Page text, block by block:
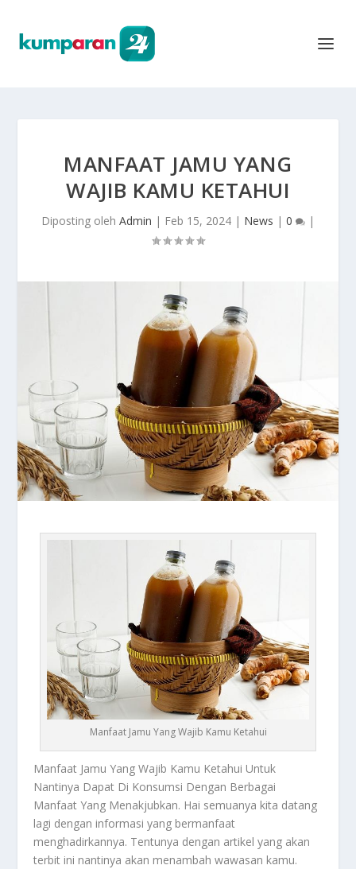
MANFAAT JAMU YANG
WAJIB KAMU KETAHUI
Diposting oleh Admin | Feb 15, 2024 | News | 0 |
Manfaat Jamu Yang Wajib Kamu Ketahui
Manfaat Jamu Yang Wajib Kamu Ketahui Untuk
Nantinya Dapat Di Konsumsi Dengan Berbagai
Manfaat Yang Menakjubkan. Hai semuanya kita datang
lagi dengan informasi yang bermanfaat
menghadirkannya. Tentunya dengan artikel yang akan
terbit ini nantinya akan menambah wawasan kamu.